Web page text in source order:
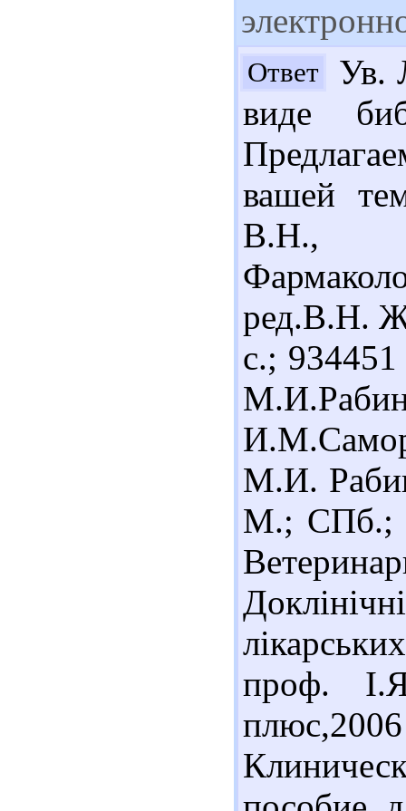
Ответ
Ув.
виде
вашей
ред.В.Н.
с.;
М.И.
М.; СПб.;
проф.